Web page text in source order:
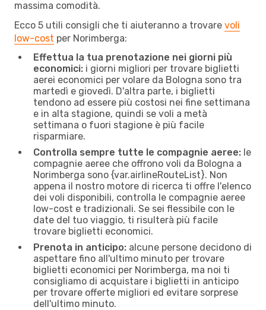
massima comodità.
Ecco 5 utili consigli che ti aiuteranno a trovare voli
low-cost per Norimberga:
Effettua la tua prenotazione nei giorni più
economici: i giorni migliori per trovare biglietti
aerei economici per volare da Bologna sono tra
martedì e giovedì. D'altra parte, i biglietti
tendono ad essere più costosi nei fine settimana
e in alta stagione, quindi se voli a metà
settimana o fuori stagione è più facile
risparmiare.
Controlla sempre tutte le compagnie aeree: le
compagnie aeree che offrono voli da Bologna a
Norimberga sono {​var.airlineRouteList}. Non
appena il nostro motore di ricerca ti offre l'elenco
dei voli disponibili, controlla le compagnie aeree
low-cost e tradizionali. Se sei flessibile con le
date del tuo viaggio, ti risulterà più facile
trovare biglietti economici.
Prenota in anticipo: alcune persone decidono di
aspettare fino all'ultimo minuto per trovare
biglietti economici per Norimberga, ma noi ti
consigliamo di acquistare i biglietti in anticipo
per trovare offerte migliori ed evitare sorprese
dell'ultimo minuto.